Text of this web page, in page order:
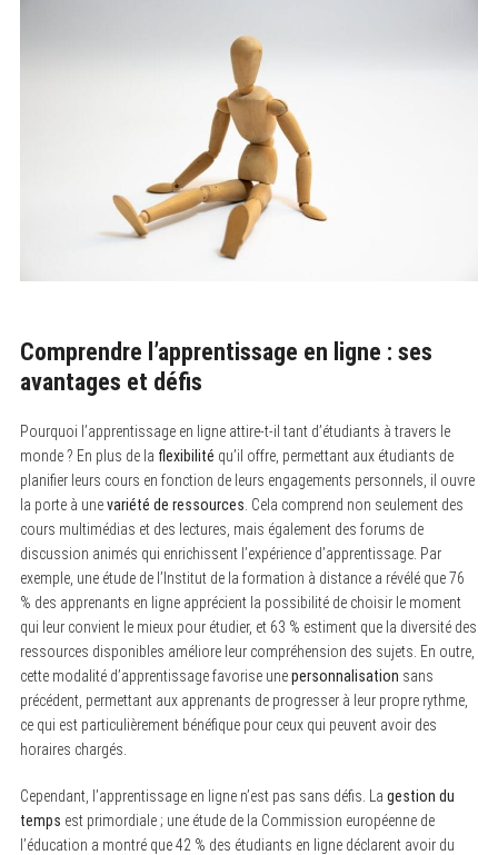
Comprendre l’apprentissage en ligne : ses
avantages et défis
Pourquoi l’apprentissage en ligne attire-t-il tant d’étudiants à travers le
monde ? En plus de la flexibilité qu’il offre, permettant aux étudiants de
planifier leurs cours en fonction de leurs engagements personnels, il ouvre
la porte à unevariété de ressources . Cela comprend non seulement des
cours multimédias et des lectures, mais également des forums de
discussion animés qui enrichissent l’expérience d’apprentissage. Par
exemple, une étude de l’Institut de la formation à distance a révélé que 76
% des apprenants en ligne apprécient la possibilité de choisir le moment
qui leur convient le mieux pour étudier, et 63 % estiment que la diversité des
ressources disponibles améliore leur compréhension des sujets. En outre,
cette modalité d’apprentissage favorise unepersonnalisation sans
précédent, permettant aux apprenants de progresser à leur propre rythme,
ce qui est particulièrement bénéfique pour ceux qui peuvent avoir des
horaires chargés.
Cependant, l’apprentissage en ligne n’est pas sans défis. La gestion du
temps est primordiale ; une étude de la Commission européenne de
l’éducation a montré que 42 % des étudiants en ligne déclarent avoir du